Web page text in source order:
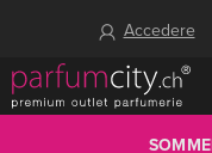
Accedere